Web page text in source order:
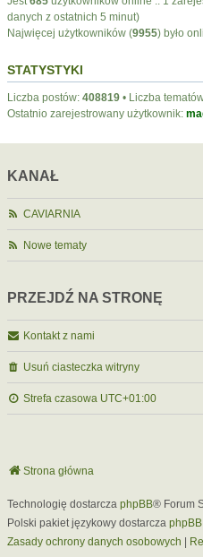
danych z ostatnich 5 minut)
Najwięcej użytkowników (9955) było
STATYSTYKI
Liczba postów: 408819 • Liczba
Ostatnio zarejestrowany użytkownik:
KANAŁ
CAVIARNIA
Nowe tematy
PRZEJDŹ NA STRONĘ
Kontakt z nami
Usuń ciasteczka witryny
Strefa czasowa UTC+01:00
Strona główna
Technologię dostarcza phpBB® Forum
Polski pakiet językowy dostarcza
Zasady ochrony danych osobowych